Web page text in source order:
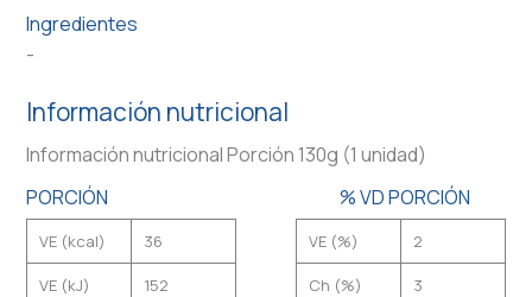
Ingredientes
-
Información nutricional
Información nutricional Porción 130g (1 unidad)
PORCIÓN
% VD PORCIÓN
VE (kcal) 36 VE (%) 2
VE (kJ) 152 Ch (%) 3